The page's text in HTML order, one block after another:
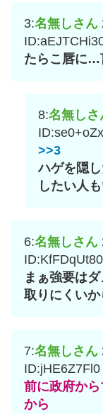
3:名無しさん
たらこ唇に…
8:名無しさ
>>3
ハゲを隠
したい人
6:名無しさん
ID:KfFDqUt80
まぁ強要は
取りにくい
7:名無しさん
ID:jHE6Z7Fl0
前に政府か
から